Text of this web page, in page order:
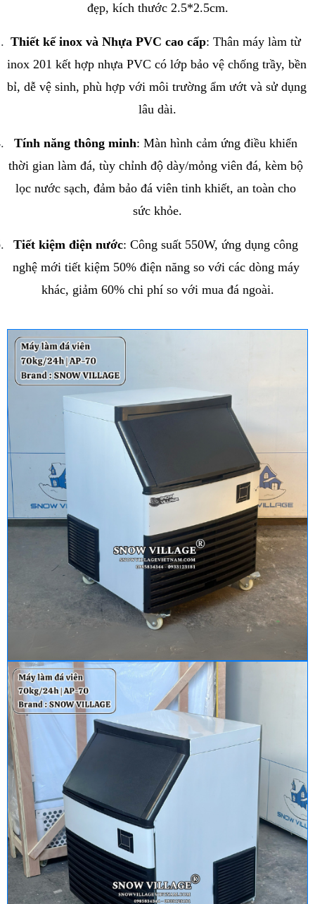
đẹp, kích thước 2.5*2.5cm.
Thiết kế inox và Nhựa PVC cao cấp: Thân máy làm từ
inox 201 kết hợp nhựa PVC có lớp bảo vệ chống trầy, bền
bỉ, dễ vệ sinh, phù hợp với môi trường ẩm ướt và sử dụng
lâu dài.
Tính năng thông minh: Màn hình cảm ứng điều khiển
thời gian làm đá, tùy chỉnh độ dày/mỏng viên đá, kèm bộ
lọc nước sạch, đảm bảo đá viên tinh khiết, an toàn cho
sức khỏe.
Tiết kiệm điện nước: Công suất 550W, ứng dụng công
nghệ mới tiết kiệm 50% điện năng so với các dòng máy
khác, giảm 60% chi phí so với mua đá ngoài.